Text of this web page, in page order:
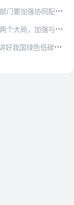
促指导，做好年度重点工作安排部署，及时总结各地区各有关部…
项目合作、人才培训等，积极参与和引领全球气候治理，切实提…
破坏生态、污染环境、严重浪费资源和违规乱上高污染、高…